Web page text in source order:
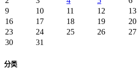
9
10 11 12 13
16
17 18 19 20
23
24 25 26 27
30
31
分类